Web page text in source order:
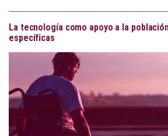
La tecnología como apoyo a la
específicas